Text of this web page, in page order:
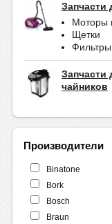
Запчасти
Моторы
Щетки
Фильтры
Запчасти
чайников
Производители
Binatone
Bork
Bosch
Braun